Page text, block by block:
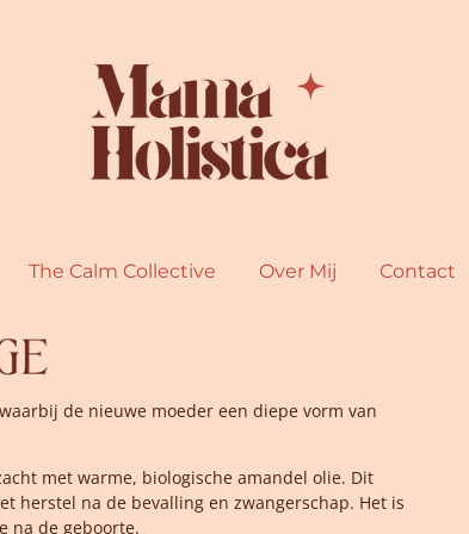
The Calm Collective Over Mij Contact
de nieuwe moeder een diepe vorm van
met warme, biologische amandel olie. Dit
herstel na de bevalling en zwangerschap. Het is
na de geboorte.